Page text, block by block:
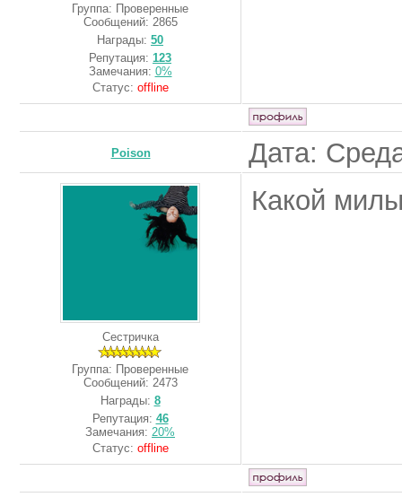
Группа: Проверенные
Сообщений: 2865
Награды: 50
Репутация: 123
Замечания: 0%
Статус: offline
Poison Дата:
Сестричка
Группа: Проверенные
Сообщений: 2473
Награды: 8
Репутация: 46
Замечания: 20%
Статус: offline
Какой